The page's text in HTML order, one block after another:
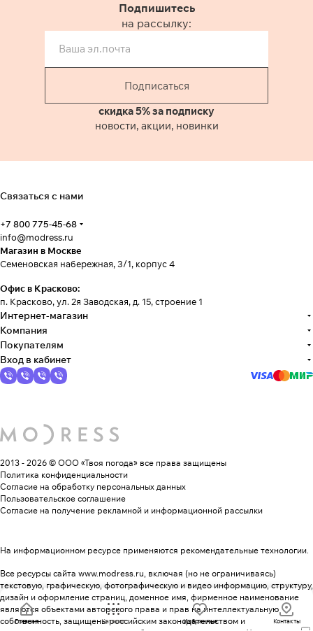
Подпишитесь
на рассылку:
Подписаться
скидка 5% за подписку
новости, акции, новинки
Связаться с нами
+7 800 775-45-68
info@modress.ru
Магазин в Москве
Семеновская набережная, 3/1, корпус 4
Офис в Красково:
п. Красково, ул. 2я Заводская, д. 15, строение 1
Интернет-магазин
Компания
Покупателям
Вход в кабинет
2013 - 2026 © ООО «Твоя погода» все права защищены
Политика конфиденциальности
Согласие на обработку персональных данных
Пользовательское соглашение
Согласие на получение рекламной и информационной рассылки
На информационном ресурсе применяются рекомендательные технологии.
Все ресурсы сайта www.modress.ru, включая (но не ограничиваясь)
текстовую, графическую, фотографическую и видео информацию, структуру,
дизайн и оформление страниц, доменное имя, фирменное наименование
являются объектами авторского права и прав на интеллектуальную
собственность, защищены российским законодательством и
Главная Каталог Избранные Контакты